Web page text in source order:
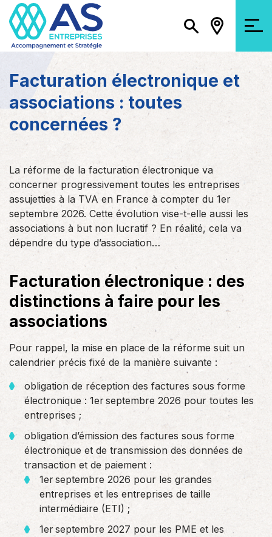
Facturation électronique et
associations : toutes
concernées ?
La réforme de la facturation électronique va
concerner progressivement toutes les entreprises
assujetties à la TVA en France à compter du 1er
septembre 2026. Cette évolution vise-t-elle aussi les
associations à but non lucratif ? En réalité, cela va
dépendre du type d’association…
Facturation électronique : des
distinctions à faire pour les
associations
Pour rappel, la mise en place de la réforme suit un
calendrier précis fixé de la manière suivante :
obligation de réception des factures sous forme
électronique : 1er septembre 2026 pour toutes les
entreprises ;
obligation d’émission des factures sous forme
électronique et de transmission des données de
transaction et de paiement :
1er septembre 2026 pour les grandes
entreprises et les entreprises de taille
intermédiaire (ETI) ;
1er septembre 2027 pour les PME et les